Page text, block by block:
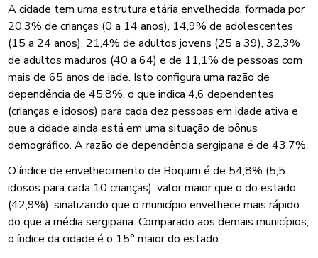
A cidade tem uma estrutura etária envelhecida, formada por
20,3% de crianças (0 a 14 anos), 14,9% de adolescentes
(15 a 24 anos), 21,4% de adultos jovens (25 a 39), 32,3%
de adultos maduros (40 a 64) e de 11,1% de pessoas com
mais de 65 anos de iade. Isto configura uma razão de
dependência de 45,8%, o que indica 4,6 dependentes
(crianças e idosos) para cada dez pessoas em idade ativa e
que a cidade ainda está em uma situação de bônus
demográfico. A razão de dependência sergipana é de 43,7%.
O índice de envelhecimento de Boquim é de 54,8% (5,5
idosos para cada 10 crianças), valor maior que o do estado
(42,9%), sinalizando que o município envelhece mais rápido
do que a média sergipana. Comparado aos demais municípios,
o índice da cidade é o 15° maior do estado.